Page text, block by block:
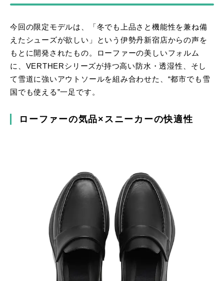
今回の限定モデルは、「冬でも上品さと機能性を兼ね備
えたシューズが欲しい」という伊勢丹新宿店からの声を
もとに開発されたもの。ローファーの美しいフォルム
に、VERTHERシリーズが持つ高い防水・透湿性、そし
て雪道に強いアウトソールを組み合わせた、“都市でも雪
国でも使える”一足です。
ローファーの気品×スニーカーの快適性